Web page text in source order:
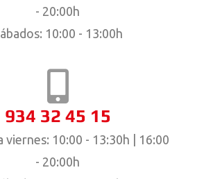
- 20:00h
10:00 - 13:00h
934 32 45 15
viernes: 10:00 - 13:30h | 16:00
- 20:00h